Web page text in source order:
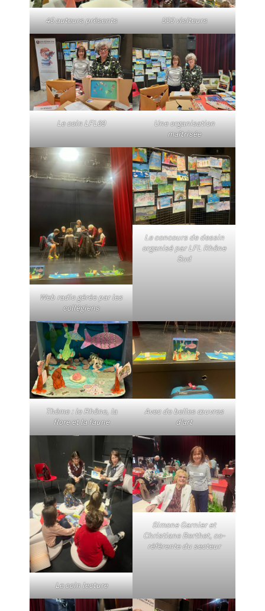
40 auteurs présents 500 visiteurs
Le coin LFL69
Une organisation
maîtrisée
Web radio gérée par les
collégiens
Le concours de dessin
organisé par LFL Rhône
Sud
Thème : le Rhône, la
flore et la faune
Avec de belles œuvres
d’art
Le coin lecture
Simone Garnier et
Christiane Berthet, co-
référente du secteur